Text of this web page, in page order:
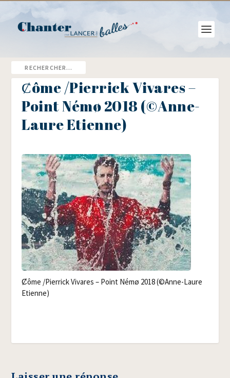
Ȼôme /​Pierrick Vivares –
Point Némø 2018 (©Anne-
Laure Etienne)
Ȼôme /​Pier­rick Vivares – Point Némø 2018 (©Anne-Laure
Etienne)